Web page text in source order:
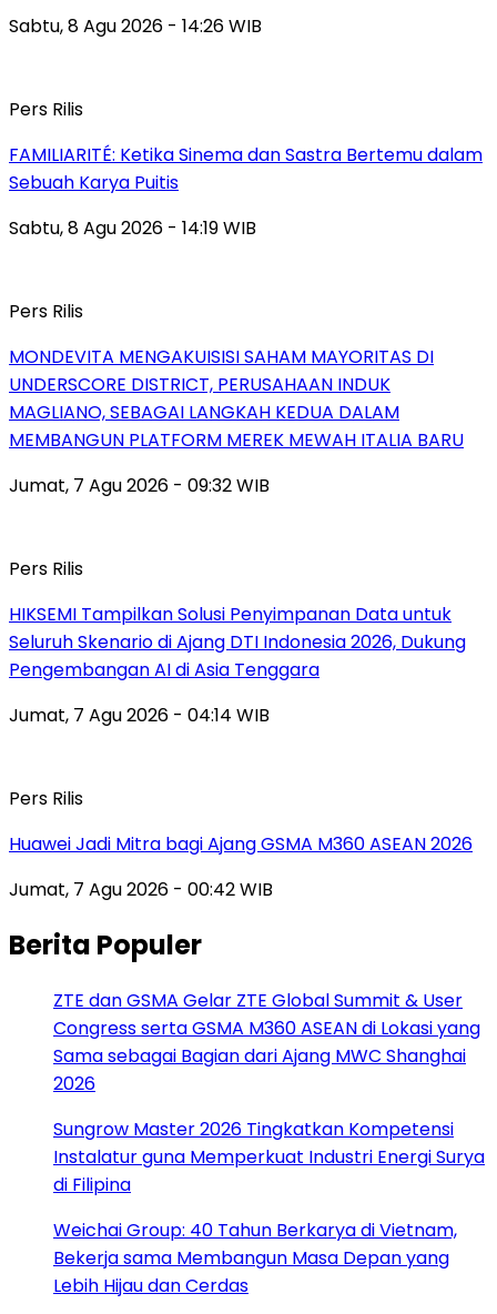
Sabtu, 8 Agu 2026 - 14:26 WIB
Pers Rilis
FAMILIARITÉ: Ketika Sinema dan Sastra Bertemu dalam
Sebuah Karya Puitis
Sabtu, 8 Agu 2026 - 14:19 WIB
Pers Rilis
MONDEVITA MENGAKUISISI SAHAM MAYORITAS DI
UNDERSCORE DISTRICT, PERUSAHAAN INDUK
MAGLIANO, SEBAGAI LANGKAH KEDUA DALAM
MEMBANGUN PLATFORM MEREK MEWAH ITALIA BARU
Jumat, 7 Agu 2026 - 09:32 WIB
Pers Rilis
HIKSEMI Tampilkan Solusi Penyimpanan Data untuk
Seluruh Skenario di Ajang DTI Indonesia 2026, Dukung
Pengembangan AI di Asia Tenggara
Jumat, 7 Agu 2026 - 04:14 WIB
Pers Rilis
Huawei Jadi Mitra bagi Ajang GSMA M360 ASEAN 2026
Jumat, 7 Agu 2026 - 00:42 WIB
Berita Populer
ZTE dan GSMA Gelar ZTE Global Summit & User
Congress serta GSMA M360 ASEAN di Lokasi yang
Sama sebagai Bagian dari Ajang MWC Shanghai
2026
Sungrow Master 2026 Tingkatkan Kompetensi
Instalatur guna Memperkuat Industri Energi Surya
di Filipina
Weichai Group: 40 Tahun Berkarya di Vietnam,
Bekerja sama Membangun Masa Depan yang
Lebih Hijau dan Cerdas